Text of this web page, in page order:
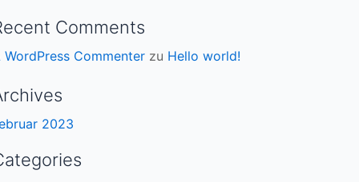
Comments
WordPress Commenter zu Hello world!
2023